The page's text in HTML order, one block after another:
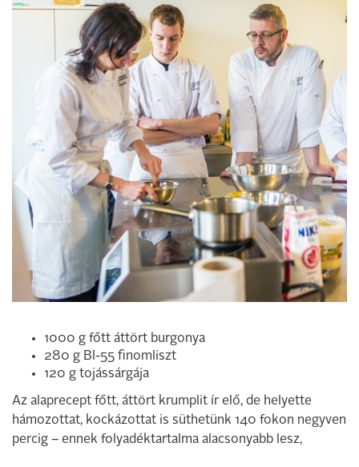
1000 g főtt áttört burgonya
280 g Bl-55 finomliszt
120 g tojássárgája
Az alaprecept főtt, áttört krumplit ír elő, de helyette
hámozottat, kockázottat is süthetünk 140 fokon negyven
percig – ennek folyadéktartalma alacsonyabb lesz,